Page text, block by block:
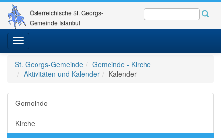
Österreichische St. Georgs-
Gemeinde Istanbul
Toggle
navigation
St. Georgs-Gemeinde
Gemeinde - Kirche
Aktivitäten und Kalender
Kalender
Gemeinde
Kirche